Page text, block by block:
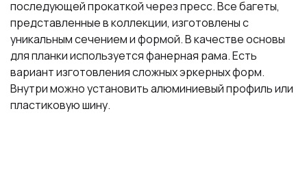
последующей прокаткой через пресс. Все багеты,
представленные в коллекции, изготовлены с
уникальным сечением и формой. В качестве основы
для планки используется фанерная рама. Есть
вариант изготовления сложных эркерных форм.
Внутри можно установить алюминиевый профиль или
пластиковую шину.